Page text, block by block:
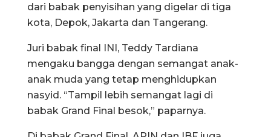
dari babak penyisihan yang digelar di tiga
kota, Depok, Jakarta dan Tangerang.
Juri babak final INI, Teddy Tardiana
mengaku bangga dengan semangat anak-
anak muda yang tetap menghidupkan
nasyid. “Tampil lebih semangat lagi di
babak Grand Final besok,” paparnya.